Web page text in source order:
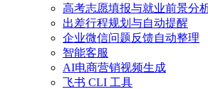
高考志愿填报与就业前景分
出差行程规划与自动提醒
企业微信问题反馈自动整理
智能客服
AI电商营销视频生成
飞书 CLI 工具